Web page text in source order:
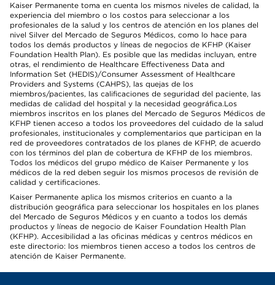
Kaiser Permanente toma en cuenta los mismos niveles de calidad, la
experiencia del miembro o los costos para seleccionar a los
profesionales de la salud y los centros de atención en los planes del
nivel Silver del Mercado de Seguros Médicos, como lo hace para
todos los demás productos y líneas de negocios de KFHP (Kaiser
Foundation Health Plan). Es posible que las medidas incluyan, entre
otras, el rendimiento de Healthcare Effectiveness Data and
Information Set (HEDIS)/Consumer Assessment of Healthcare
Providers and Systems (CAHPS), las quejas de los
miembros/pacientes, las calificaciones de seguridad del paciente, las
medidas de calidad del hospital y la necesidad geográfica.Los
miembros inscritos en los planes del Mercado de Seguros Médicos de
KFHP tienen acceso a todos los proveedores del cuidado de la salud
profesionales, institucionales y complementarios que participan en la
red de proveedores contratados de los planes de KFHP, de acuerdo
con los términos del plan de cobertura de KFHP de los miembros.
Todos los médicos del grupo médico de Kaiser Permanente y los
médicos de la red deben seguir los mismos procesos de revisión de
calidad y certificaciones.
Kaiser Permanente aplica los mismos criterios en cuanto a la
distribución geográfica para seleccionar los hospitales en los planes
del Mercado de Seguros Médicos y en cuanto a todos los demás
productos y líneas de negocio de Kaiser Foundation Health Plan
(KFHP). Accesibilidad a las oficinas médicas y centros médicos en
este directorio: los miembros tienen acceso a todos los centros de
atención de Kaiser Permanente.